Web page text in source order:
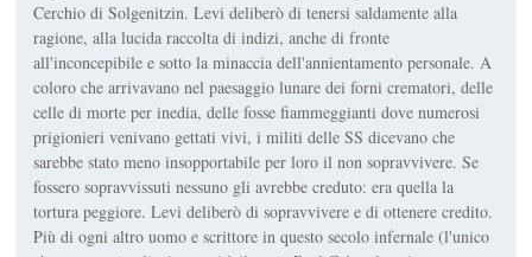
Cerchio di Solgenitzin. Levi deliberò di tenersi saldamente alla
ragione, alla lucida raccolta di indizi, anche di fronte
all'inconcepibile e sotto la minaccia dell'annientamento personale. A
coloro che arrivavano nel paesaggio lunare dei forni crematori, delle
celle di morte per inedia, delle fosse fiammeggianti dove numerosi
prigionieri venivano gettati vivi, i militi delle SS dicevano che
sarebbe stato meno insopportabile per loro il non sopravvivere. Se
fossero sopravvissuti nessuno gli avrebbe creduto: era quella la
tortura peggiore. Levi deliberò di sopravvivere e di ottenere credito.
Più di ogni altro uomo e scrittore in questo secolo infernale (l'unico